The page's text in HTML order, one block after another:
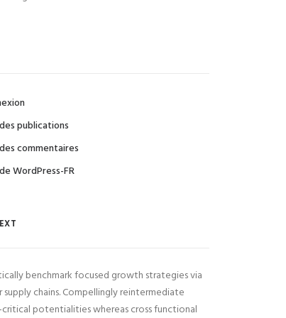
publications
commentaires
WordPress-FR
benchmark focused growth strategies via
supply chains. Compellingly reintermediate
critical potentialities whereas cross functional